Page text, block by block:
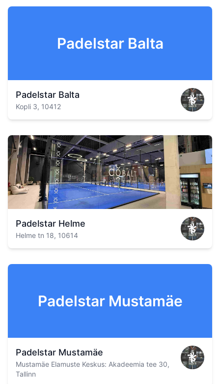
Padelstar Balta
Padelstar Balta
Kopli 3, 10412
Padelstar Helme
Helme tn 18, 10614
Padelstar Mustamäe
Padelstar Mustamäe
Mustamäe Elamuste Keskus: Akadeemia tee 30,
Tallinn